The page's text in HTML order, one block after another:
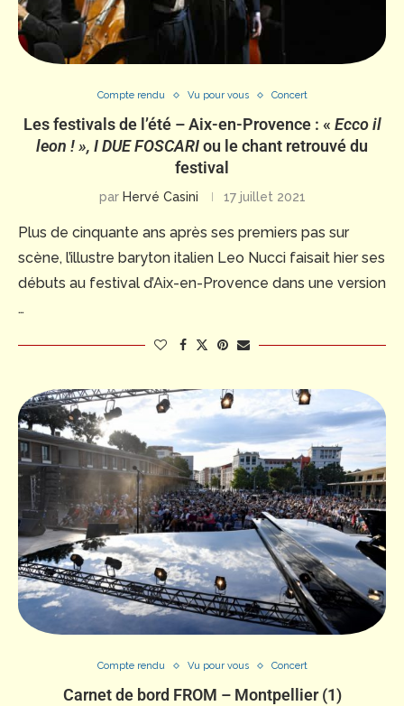
Compte rendu Vu pour vous Concert
Les festivals de l’été – Aix-en-Provence : « Ecco il
leon ! », I DUE FOSCARIou le chant retrouvé du
festival
par Hervé Casini 17 juillet 2021
Plus de cinquante ans après ses premiers pas sur
scène, l’illustre baryton italien Leo Nucci faisait hier ses
débuts au festival d’Aix-en-Provence dans une version
…
Compte rendu Vu pour vous Concert
Carnet de bord FROM – Montpellier (1)